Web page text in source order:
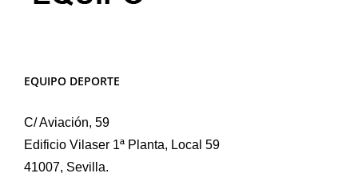
EQUIPO DEPORTE
C/ Aviación, 59
Edificio Vilaser 1ª Planta, Local 59
41007, Sevilla.